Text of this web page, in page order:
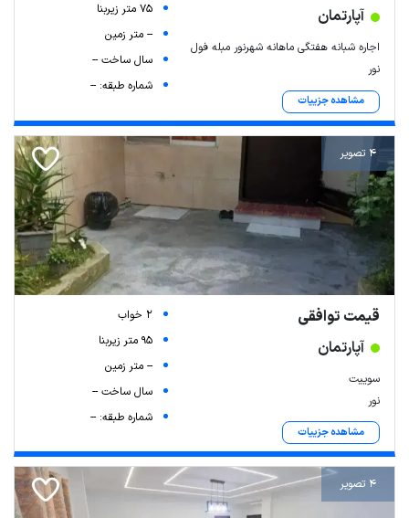
آپارتمان
اجاره شبانه هفتگی ماهانه شهرنور مبله فول
نور
مشاهده جزییات
75 متر زیربنا
-- متر زمین
سال ساخت --
شماره طبقه: --
4 تصویر
قیمت توافقی
آپارتمان
سوییت
نور
مشاهده جزییات
2 خواب
95 متر زیربنا
-- متر زمین
سال ساخت --
شماره طبقه: --
4 تصویر